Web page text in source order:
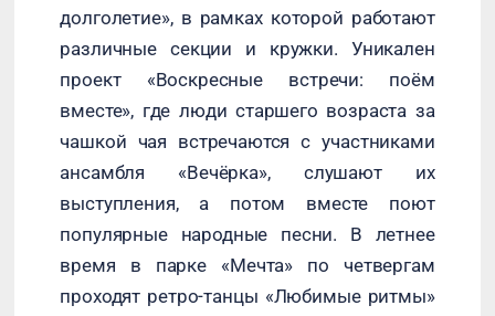
долголетие», в рамках которой работают
различные секции и кружки. Уникален
проект «Воскресные встречи: поём
вместе», где люди старшего возраста за
чашкой чая встречаются с участниками
ансамбля «Вечёрка», слушают их
выступления, а потом вместе поют
популярные народные песни. В летнее
время в парке «Мечта» по четвергам
проходят ретро-танцы «Любимые ритмы»